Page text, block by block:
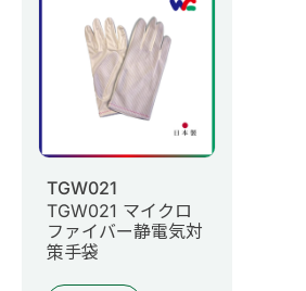
TGW021
TGW021 マイクロ
ファイバー静電気対
策手袋